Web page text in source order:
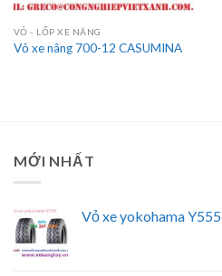
VỎ - LỐP XE NÂNG
Vỏ xe nâng 700-12 CASUMINA
MỚI NHẤT
Vỏ xe yokohama Y555